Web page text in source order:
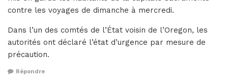
contre les voyages de dimanche à mercredi.
Dans l’un des comtés de l’État voisin de l’Oregon, les
autorités ont déclaré l’état d’urgence par mesure de
précaution.
Répondre